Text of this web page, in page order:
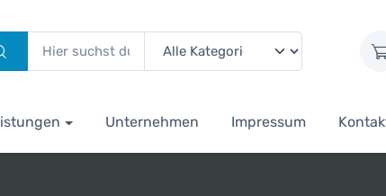
Unternehmen Impressum